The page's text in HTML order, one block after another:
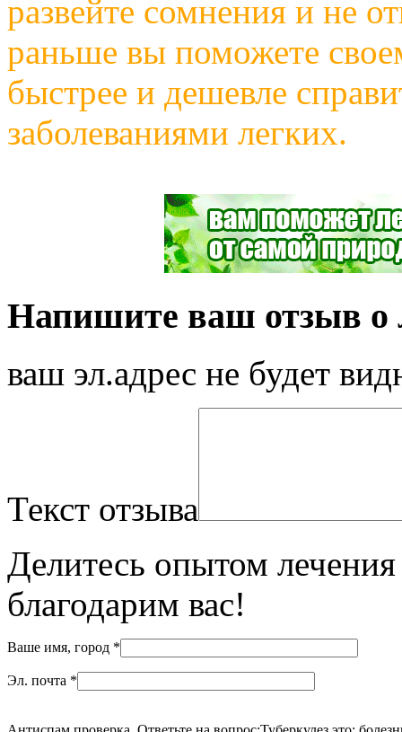
развейте сомнения и не
раньше вы поможете
быстрее и дешевле
заболеваниями легких.
Напишите ваш отзыв о
ваш эл.адрес не будет
Текст отзыва
Делитесь опытом
благодарим вас!
Ваше имя, город *
Эл. почта *